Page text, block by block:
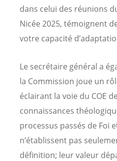
dans celui des réunions
Nicée 2025, témoignent
votre capacité
Le secrétaire général a
la Commission joue un
éclairant la voie du COE
connaissances
processus passés de Foi
n’établissent pas
définition; leur valeur